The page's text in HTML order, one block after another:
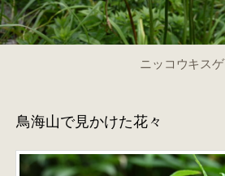
ニッコウキスゲ
鳥海山で見かけた花々